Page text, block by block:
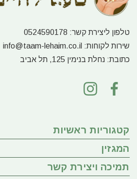
טלפון ליצירת קשר: 0524590178
שירות לקוחות: info@taam-lehaim.co.il
כתובת: נחלת בנימין 125, תל אביב
קטגוריות ראשיות
המגזין
תמיכה ויצירת קשר